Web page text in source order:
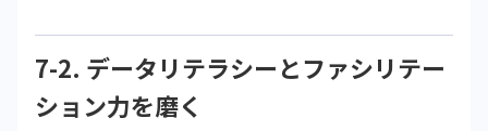
7-2. データリテラシーとファシリテー
ション力を磨く